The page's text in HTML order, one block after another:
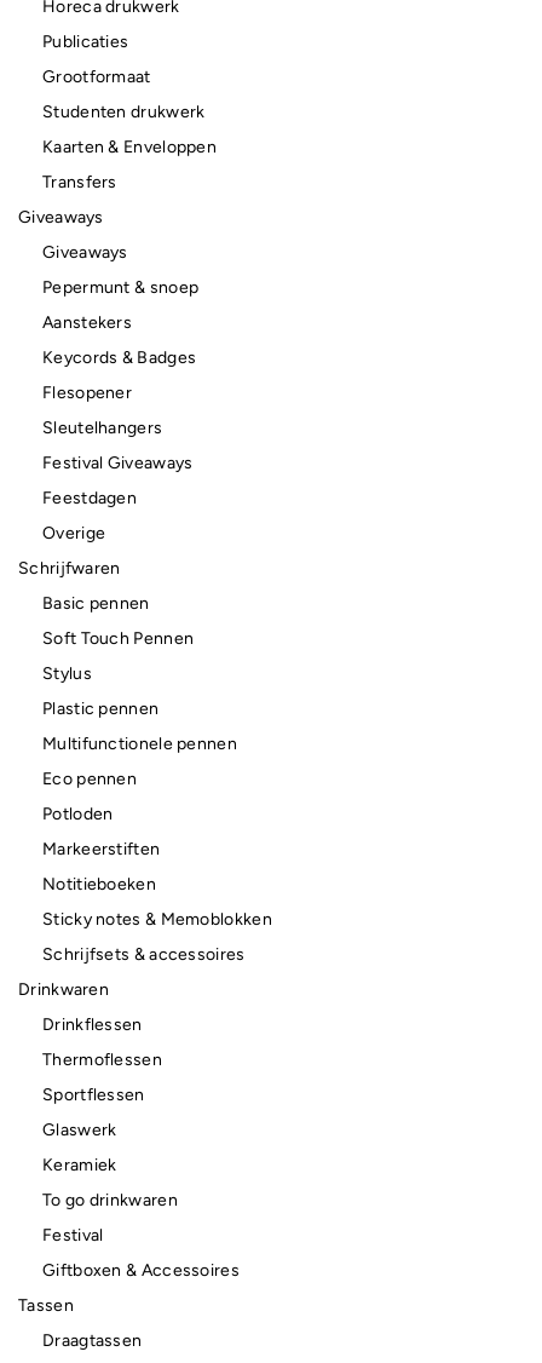
Horeca drukwerk
Publicaties
Grootformaat
Studenten drukwerk
Kaarten & Enveloppen
Transfers
Giveaways
Giveaways
Pepermunt & snoep
Aanstekers
Keycords & Badges
Flesopener
Sleutelhangers
Festival Giveaways
Feestdagen
Overige
Schrijfwaren
Basic pennen
Soft Touch Pennen
Stylus
Plastic pennen
Multifunctionele pennen
Eco pennen
Potloden
Markeerstiften
Notitieboeken
Sticky notes & Memoblokken
Schrijfsets & accessoires
Drinkwaren
Drinkflessen
Thermoflessen
Sportflessen
Glaswerk
Keramiek
To go drinkwaren
Festival
Giftboxen & Accessoires
Tassen
Draagtassen